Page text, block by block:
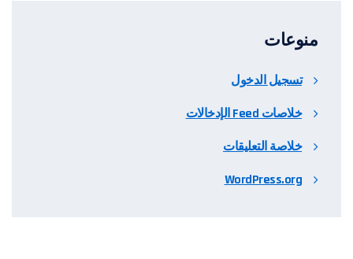
منوعات
تسجيل الدخول
خلاصات Feed الإدخالات
خلاصة التعليقات
WordPress.org